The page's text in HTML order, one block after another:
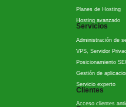
Planes de Hosting
Hosting avanzado
Servicios
Administración de
VPS, Servidor
Posicionamiento
Gestión de
Servicio experto
Clientes
Acceso clientes